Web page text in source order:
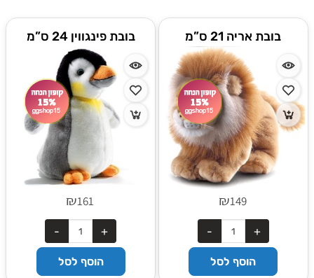
בובת אריה 21 ס”מ
₪149
הוסף לסל
בובת פינגווין 24 ס”מ
₪161
הוסף לסל